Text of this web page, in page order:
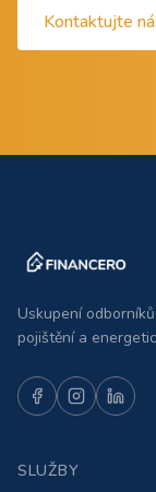
Kontaktujte
Uskupení
pojištění a
SLUŽBY